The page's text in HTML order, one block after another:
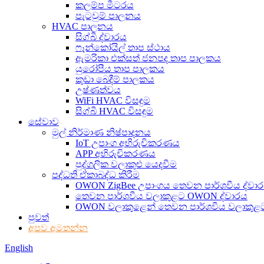
කලම්ප මීටරය
පැටවුම් පාලනය
HVAC පාලනය
සිග්බී ද්වාරය
ෆෑන්කෝයිල් තාප ස්ථාය
ඇමරිකා එක්සත් ජනපද තාප පාලකය
යුරෝපීය තාප පාලකය
කුඩා බෙදීම් පාලකය
උෂ්ණත්වය
WiFi HVAC විසඳුම
සිග්බී HVAC විසඳුම
සේවාව
මුල් නිර්මාණ නිෂ්පාදනය
IoT උපාංග අභිරුචිකරණය
APP අභිරුචිකරණය
පුද්ගලික වලාකුළු යෙදවීම
පද්ධති ඒකාබද්ධ කිරීම
OWON ZigBee උපාංගය තෙවන පාර්ශවීය
තෙවන පාර්ශවීය වලාකුළට OWON ද්වාරය
OWON වලාකුළෙන් තෙවන පාර්ශවීය
පුවත්
අපව අමතන්න
English